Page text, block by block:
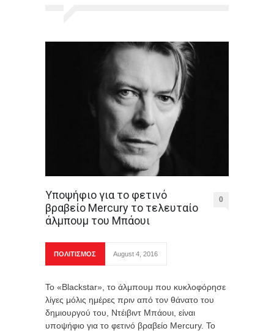
Υποψήφιο για το φετινό
βραβείο Mercury το τελευταίο
άλμπουμ του Μπάουι
0
ΠΟΛΙΤΙΣΜΟΣ August 4, 2016
Το «Blackstar», το άλμπουμ που κυκλοφόρησε
λίγες μόλις ημέρες πριν από τον θάνατο του
δημιουργού του, Ντέιβιντ Μπάουι, είναι
υποψήφιο για το φετινό βραβείο Mercury. Το